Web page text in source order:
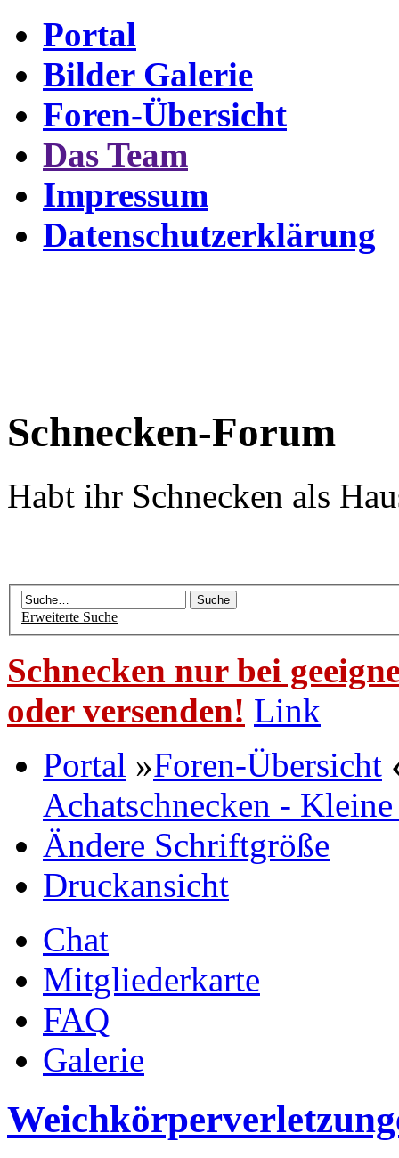
Portal
Bilder Galerie
Foren-Übersicht
Das Team
Impressum
Datenschutzerklärung
Schnecken-Forum
Habt ihr Schnecken als
Erweiterte Suche
Schnecken nur bei
oder versenden! Link
Portal »Foren-Übersicht
Achatschnecken -
Ändere Schriftgröße
Druckansicht
Chat
Mitgliederkarte
FAQ
Galerie